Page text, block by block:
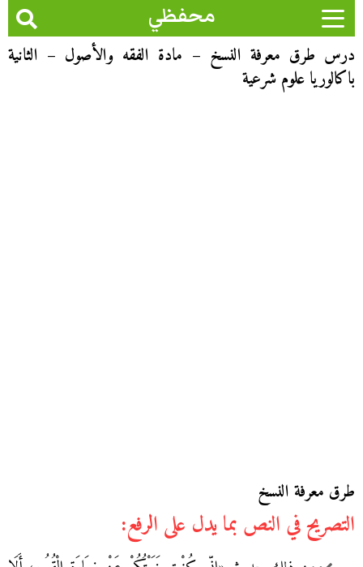
محفظي
درس طرق معرفة النسخ – مادة الفقه والأصول – الثانية
باكالوريا علوم شرعية
طرق معرفة النسخ
التصريح في النص بما يدل على الرفع: